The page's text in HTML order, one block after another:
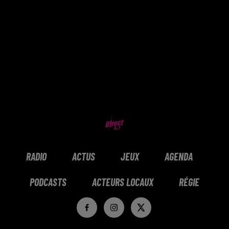
RADIO ACTUS JEUX AGENDA
PODCASTS ACTEURS LOCAUX RÉGIE